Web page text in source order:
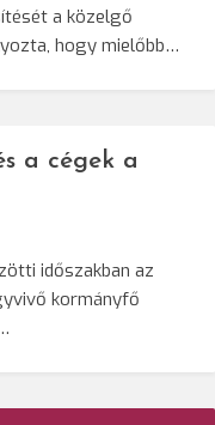
a közelgő
hogy mielőbb…
a cégek a
időszakban az
kormányfő